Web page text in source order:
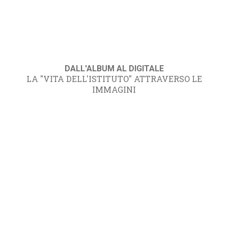
DALL'ALBUM AL DIGITALE
LA "VITA DELL'ISTITUTO" ATTRAVERSO LE
IMMAGINI